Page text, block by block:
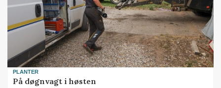
PLANTER
På døgnvagt i høsten